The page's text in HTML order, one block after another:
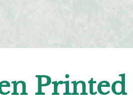
Printed